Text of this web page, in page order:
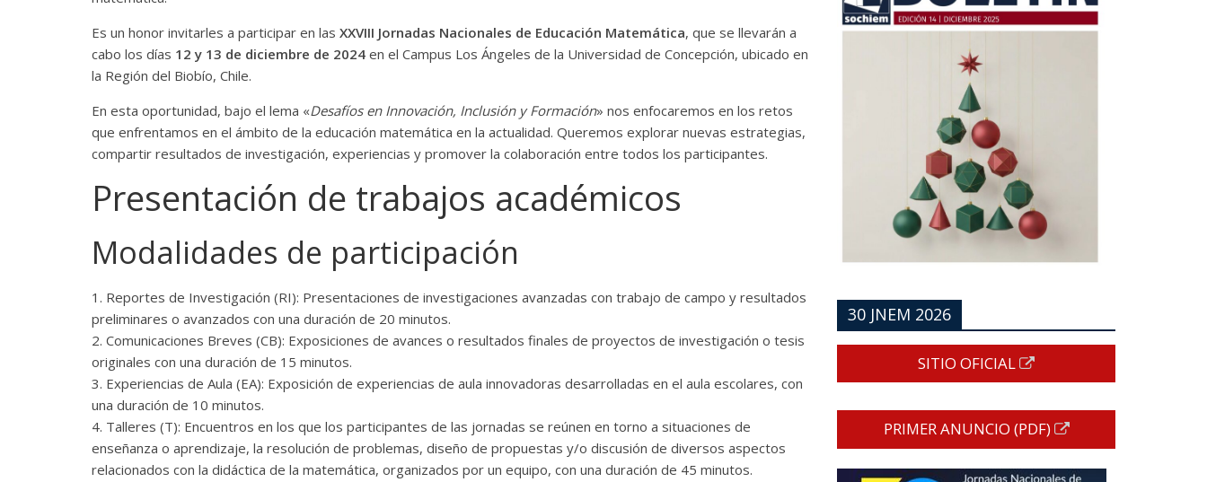
Es un honor invitarles a participar en las XXVIII Jornadas Nacionales de Educación Matemática, que se llevarán a
cabo los días 12 y 13 de diciembre de 2024 en el Campus Los Ángeles de la Universidad de Concepción, ubicado en
la Región del Biobío, Chile.
En esta oportunidad, bajo el lema «Desafíos en Innovación, Inclusión y Formación» nos enfocaremos en los retos
que enfrentamos en el ámbito de la educación matemática en la actualidad. Queremos explorar nuevas estrategias,
compartir resultados de investigación, experiencias y promover la colaboración entre todos los participantes.
Presentación de trabajos académicos
Modalidades de participación
1. Reportes de Investigación (RI): Presentaciones de investigaciones avanzadas con trabajo de campo y resultados
preliminares o avanzados con una duración de 20 minutos.
2. Comunicaciones Breves (CB): Exposiciones de avances o resultados finales de proyectos de investigación o tesis
originales con una duración de 15 minutos.
3. Experiencias de Aula (EA): Exposición de experiencias de aula innovadoras desarrolladas en el aula escolares, con
una duración de 10 minutos.
4. Talleres (T): Encuentros en los que los participantes de las jornadas se reúnen en torno a situaciones de
enseñanza o aprendizaje, la resolución de problemas, diseño de propuestas y/o discusión de diversos aspectos
relacionados con la didáctica de la matemática, organizados por un equipo, con una duración de 45 minutos.
30 JNEM 2026
SITIO OFICIAL
PRIMER ANUNCIO (PDF)